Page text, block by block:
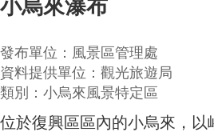
小烏來瀑布
發布單位：風景區管理處
資料提供單位：觀光旅遊局
類別：小烏來風景特定區
位於復興區區內的小烏來，以